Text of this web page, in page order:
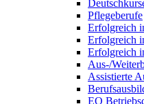
Pflegeberufe
Erfolgreich
Erfolgreich
Erfolgreich
Aus-/
Assistierte
EQ